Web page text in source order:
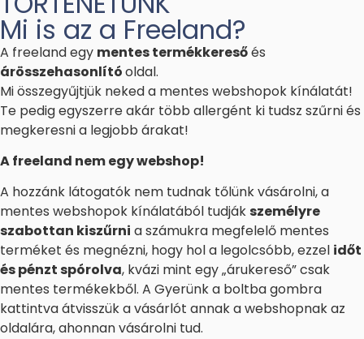
Mi is az a Freeland?
A freeland egy mentes termékkeresőés
árösszehasonlítóoldal.
Mi összegyűjtjük neked a mentes webshopok kínálatát!
Te pedig egyszerre akár több allergént ki tudsz szűrni és
megkeresni a legjobb árakat!
A freeland nem egy webshop!
A hozzánk látogatók nem tudnak tőlünk vásárolni, a
mentes webshopok kínálatából tudjákszemélyre
szabottan kiszűrni a számukra megfelelő mentes
terméket és megnézni, hogy hol a legolcsóbb, ezzel időt
és pénzt spórolva, kvázi mint egy „árukereső” csak
mentes termékekből. A Gyerünk a boltba gombra
kattintva átvisszük a vásárlót annak a webshopnak az
oldalára, ahonnan vásárolni tud.